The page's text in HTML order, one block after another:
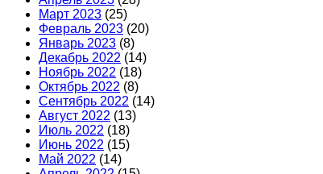
Март 2023 (25)
Февраль 2023 (20)
Январь 2023 (8)
Декабрь 2022 (14)
Ноябрь 2022 (18)
Октябрь 2022 (8)
Сентябрь 2022 (14)
Август 2022 (13)
Июль 2022 (18)
Июнь 2022 (15)
Май 2022 (14)